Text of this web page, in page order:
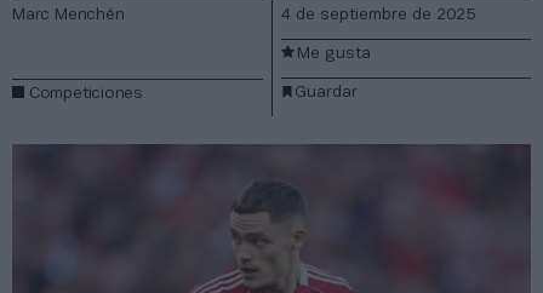
Marc Menchén
Competiciones
4 de septiembre de 2025
Guardar
Me gusta